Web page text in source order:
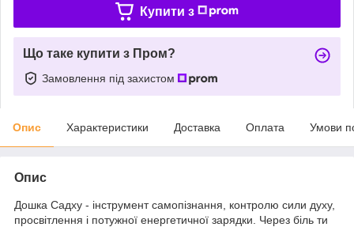
Купити з
Що таке купити з Пром?
Замовлення під захистом
Опис Характеристики Доставка Оплата Умови
Опис
Дошка Садху - інструмент самопізнання, контролю сили духу,
просвітлення і потужної енергетичної зарядки. Через біль ти